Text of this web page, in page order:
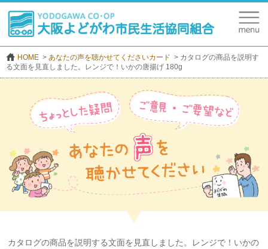
HOME あなたの声を聴かせてくださいカード
カタログの商品を説明す
る文面を見直しました。レンジで！いかの唐揚げ 180g
カタログの商品を説明する文面を見直しました。レンジで！いかの